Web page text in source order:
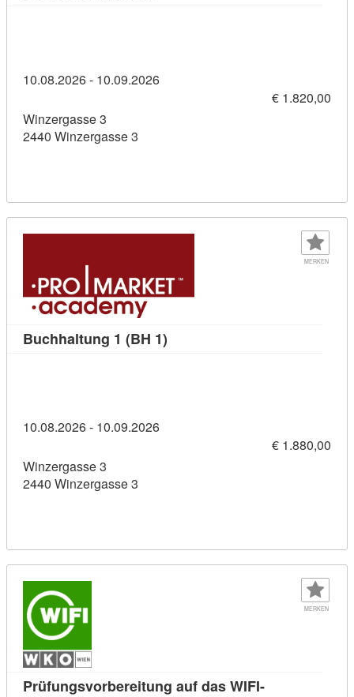
10.08.2026 - 10.09.2026
€ 1.820,00
Winzergasse 3
2440 Winzergasse 3
MERKEN
Buchhaltung 1 (BH 1)
10.08.2026 - 10.09.2026
€ 1.880,00
Winzergasse 3
2440 Winzergasse 3
MERKEN
Prüfungsvorbereitung auf das WIFI-